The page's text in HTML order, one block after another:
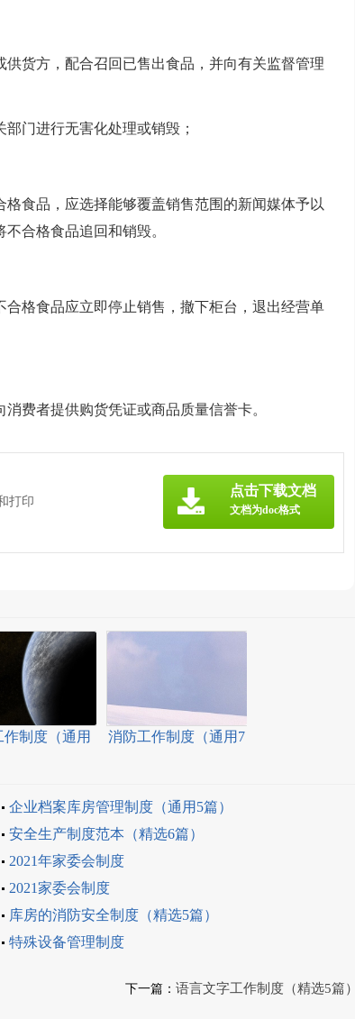
供货方，配合召回已售出食品，并向有关监督管理
门进行无害化处理或销毁；
食品，应选择能够覆盖销售范围的新闻媒体予以
合格食品追回和销毁。
格食品应立即停止销售，撤下柜台，退出经营单
费者提供购货凭证或商品质量信誉卡。
打印
点击下载文档
文档为doc格式
作制度（通用
消防工作制度（通用7
企业档案库房管理制度（通用5篇）
安全生产制度范本（精选6篇）
2021年家委会制度
2021家委会制度
库房的消防安全制度（精选5篇）
特殊设备管理制度
下一篇： 语言文字工作制度（精选5篇）